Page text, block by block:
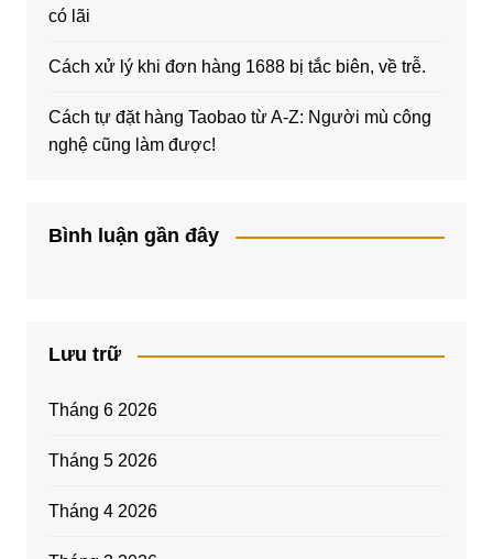
có lãi
Cách xử lý khi đơn hàng 1688 bị tắc biên, về trễ.
Cách tự đặt hàng Taobao từ A-Z: Người mù công
nghệ cũng làm được!
Bình luận gần đây
Lưu trữ
Tháng 6 2026
Tháng 5 2026
Tháng 4 2026